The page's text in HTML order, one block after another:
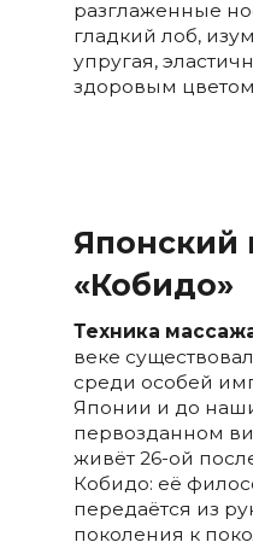
разглаженные
гладкий лоб,
упругая,
здоровым
Японский
«Кобидо»
Техника
веке
среди особей
Японии и до
первозданном
живёт 26-ой
Кобидо: её
передаётся из
поколения к